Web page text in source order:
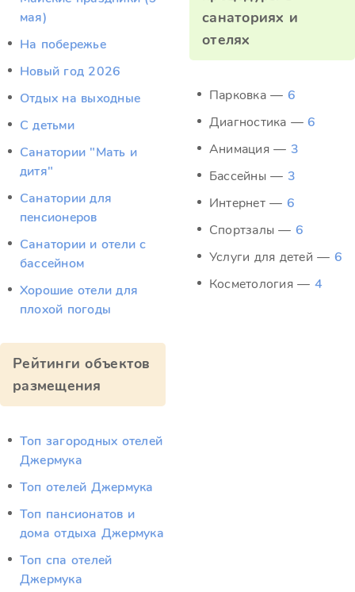
мая)
На побережье
Новый год 2026
Отдых на выходные
С детьми
Санатории "Мать и
дитя"
Санатории для
пенсионеров
Санатории и отели с
бассейном
Хорошие отели для
плохой погоды
Рейтинги объектов
размещения
Топ загородных отелей
Джермука
Топ отелей Джермука
Топ пансионатов и
дома отдыха Джермука
Топ спа отелей
Джермука
санаториях и
отелях
Парковка — 6
Диагностика —6
Анимация — 3
Бассейны — 3
Интернет — 6
Спортзалы — 6
Услуги для детей — 6
Косметология — 4